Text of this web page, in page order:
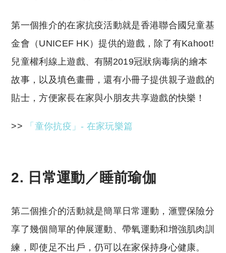
第一個推介的在家抗疫活動就是香港聯合國兒童基
金會（UNICEF HK）提供的遊戲，除了有Kahoot!
兒童權利線上遊戲、有關2019冠狀病毒病的繪本
故事，以及填色畫冊，還有小冊子提供親子遊戲的
貼士，方便家長在家與小朋友共享遊戲的快樂！
>> 「童你抗疫」- 在家玩樂篇
2. 日常運動／睡前瑜伽
第二個推介的活動就是簡單日常運動，滙豐保險分
享了幾個簡單的伸展運動、帶氧運動和增強肌肉訓
練，即使足不出戶，仍可以在家保持身心健康。